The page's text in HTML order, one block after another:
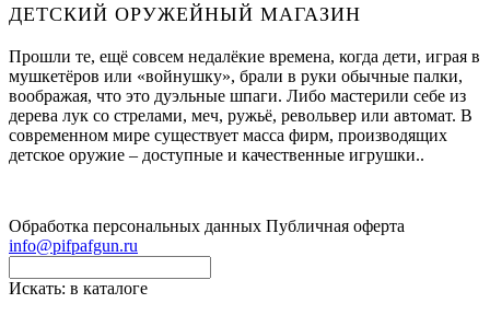
ДЕТСКИЙ ОРУЖЕЙНЫЙ МАГАЗИН
Прошли те, ещё совсем недалёкие времена, когда дети, играя в
мушкетёров или «войнушку», брали в руки обычные палки,
воображая, что это дуэльные шпаги. Либо мастерили себе из
дерева лук со стрелами, меч, ружьё, револьвер или автомат. В
современном мире существует масса фирм, производящих
детское оружие – доступные и качественные игрушки..
Обработка персональных данных Публичная оферта
info@pifpafgun.ru
Искать: в каталоге